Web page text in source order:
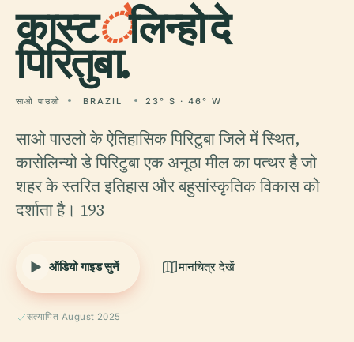
कास्टेलिन्हो दे
पिरितुबा.
साओ पाउलो BRAZIL 23° S · 46° W
साओ पाउलो के ऐतिहासिक पिरिटुबा जिले में स्थित,
कासेलिन्यो डे पिरिटुबा एक अनूठा मील का पत्थर है जो
शहर के स्तरित इतिहास और बहुसांस्कृतिक विकास को
दर्शाता है। 193
ऑडियो गाइड सुनें मानचित्र देखें
सत्यापित August 2025